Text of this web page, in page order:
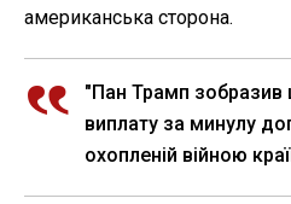
американська сторона.
"Пан Трамп зобразив
виплату за минулу
охопленій війною